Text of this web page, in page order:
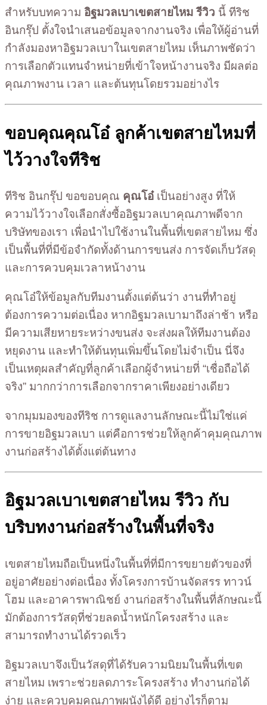
สำหรับบทความ อิฐมวลเบาเขตสายไหม รีวิว นี้ ทีริช
อินกรุ๊ป ตั้งใจนำเสนอข้อมูลจากงานจริง เพื่อให้ผู้อ่านที่
กำลังมองหาอิฐมวลเบาในเขตสายไหม เห็นภาพชัดว่า
การเลือกตัวแทนจำหน่ายที่เข้าใจหน้างานจริง มีผลต่อ
คุณภาพงาน เวลา และต้นทุนโดยรวมอย่างไร
ขอบคุณคุณโอ๋ ลูกค้าเขตสายไหมที่
ไว้วางใจทีริช
ทีริช อินกรุ๊ป ขอขอบคุณ คุณโอ๋เป็นอย่างสูง ที่ให้
ความไว้วางใจเลือกสั่งซื้ออิฐมวลเบาคุณภาพดีจาก
บริษัทของเรา เพื่อนำไปใช้งานในพื้นที่เขตสายไหม ซึ่ง
เป็นพื้นที่ที่มีข้อจำกัดทั้งด้านการขนส่ง การจัดเก็บวัสดุ
และการควบคุมเวลาหน้างาน
คุณโอ๋ให้ข้อมูลกับทีมงานตั้งแต่ต้นว่า งานที่ทำอยู่
ต้องการความต่อเนื่อง หากอิฐมวลเบามาถึงล่าช้า หรือ
มีความเสียหายระหว่างขนส่ง จะส่งผลให้ทีมงานต้อง
หยุดงาน และทำให้ต้นทุนเพิ่มขึ้นโดยไม่จำเป็น นี่จึง
เป็นเหตุผลสำคัญที่ลูกค้าเลือกผู้จำหน่ายที่ “เชื่อถือได้
จริง” มากกว่าการเลือกจากราคาเพียงอย่างเดียว
จากมุมมองของทีริช การดูแลงานลักษณะนี้ไม่ใช่แค่
การขายอิฐมวลเบา แต่คือการช่วยให้ลูกค้าคุมคุณภาพ
งานก่อสร้างได้ตั้งแต่ต้นทาง
อิฐมวลเบาเขตสายไหม รีวิว กับ
บริบทงานก่อสร้างในพื้นที่จริง
เขตสายไหมถือเป็นหนึ่งในพื้นที่ที่มีการขยายตัวของที่
อยู่อาศัยอย่างต่อเนื่อง ทั้งโครงการบ้านจัดสรร ทาวน์
โฮม และอาคารพาณิชย์ งานก่อสร้างในพื้นที่ลักษณะนี้
มักต้องการวัสดุที่ช่วยลดน้ำหนักโครงสร้าง และ
สามารถทำงานได้รวดเร็ว
อิฐมวลเบาจึงเป็นวัสดุที่ได้รับความนิยมในพื้นที่เขต
สายไหม เพราะช่วยลดภาระโครงสร้าง ทำงานก่อได้
ง่าย และควบคุมคุณภาพผนังได้ดี อย่างไรก็ตาม